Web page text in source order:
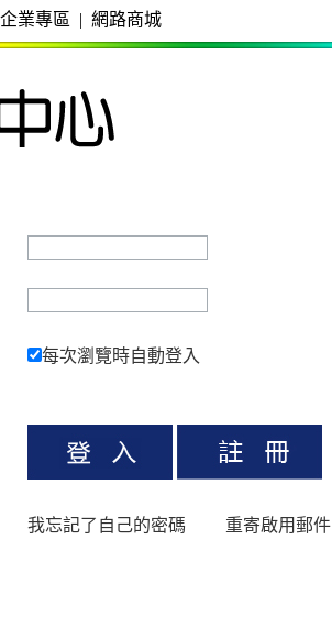
企業專區 | 網路商城
每次瀏覽時自動登入
我忘記了自己的密碼 重寄啟用郵件